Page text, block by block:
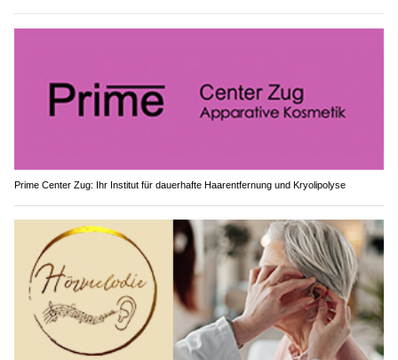
Prime Center Zug: Ihr Institut für dauerhafte Haarentfernung und Kryolipolyse